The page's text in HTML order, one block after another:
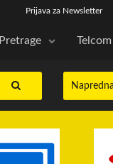
Prijava za Newsletter
Pretrage Telcom